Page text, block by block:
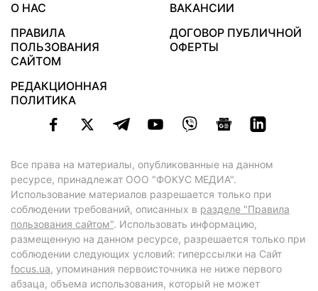
О НАС
ВАКАНСИИ
ПРАВИЛА
ПОЛЬЗОВАНИЯ
САЙТОМ
ДОГОВОР ПУБЛИЧНОЙ
ОФЕРТЫ
РЕДАКЦИОННАЯ
ПОЛИТИКА
Все права на материалы, опубликованные на данном
ресурсе, принадлежат ООО "ФОКУС МЕДИА".
Использование материалов разрешается только при
соблюдении требований, описанных в разделе "Правила
пользования сайтом". Использовать информацию,
размещенную на данном ресурсе, разрешается только при
соблюдении следующих условий: гиперссылки на Сайт
focus.ua, упоминания первоисточника не ниже первого
абзаца, объема использования, который не может